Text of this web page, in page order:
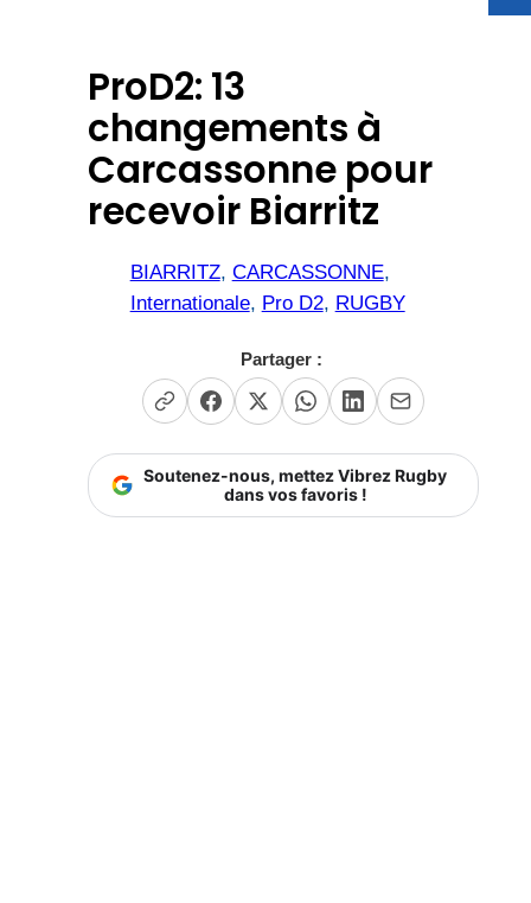
ProD2: 13
changements à
Carcassonne pour
recevoir Biarritz
BIARRITZ, CARCASSONNE
Internationale, Pro D2, RUGBY
Partager :
Soutenez-nous, mettez Vibrez Rugby
dans vos favoris !